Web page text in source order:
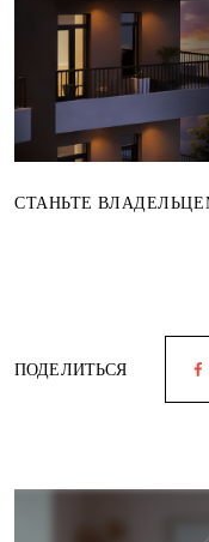
СТАНЬТЕ
ПОДЕЛИТЬСЯ